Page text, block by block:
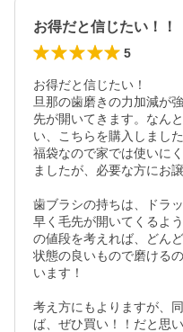
お得だと信じたい！！
5
お得だと信じたい！
旦那の歯磨きの力加減が
先が開いてきます。なん
い、こちらを購入しまし
福袋なので家では使いに
ましたが、必要な方にお
歯ブラシの持ちは、ドラ
早く毛先が開いてくるよ
の値段を考えれば、どん
状態の良いもので磨ける
います！
考え方にもよりますが、
ば、ぜひ買い！！だと思